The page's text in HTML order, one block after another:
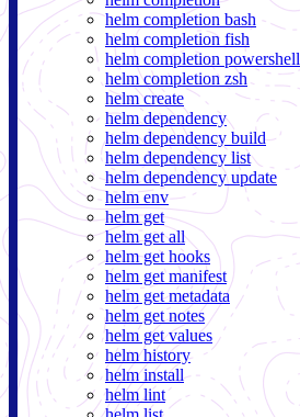
helm completion bash
helm completion fish
helm completion powershell
helm completion zsh
helm create
helm dependency
helm dependency build
helm dependency list
helm dependency update
helm env
helm get
helm get all
helm get hooks
helm get manifest
helm get metadata
helm get notes
helm get values
helm history
helm install
helm lint